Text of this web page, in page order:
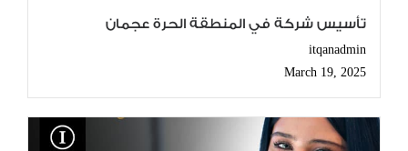
تأسيس شركة في المنطقة الحرة عجمان
itqanadmin
March 19, 2025